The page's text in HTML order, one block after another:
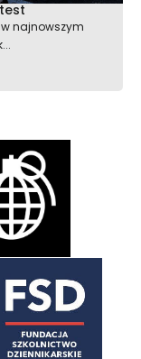
w najnowszym